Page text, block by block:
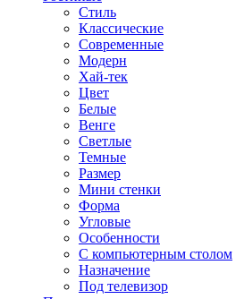
Стиль
Классические
Современные
Модерн
Хай-тек
Цвет
Белые
Венге
Светлые
Темные
Размер
Мини стенки
Форма
Угловые
Особенности
С компьютерным столом
Назначение
Под телевизор